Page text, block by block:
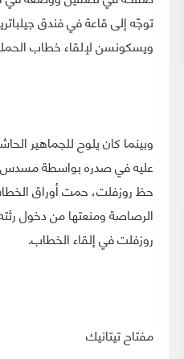
توجّه إلى قاعة في فندق
ويسكونسن لإلقاء خطاب الحملة
وبينما كان يلوح للجماهير
حظ روزفلت، حمت أوراق
الرصاصة ومنعتها من دخول
روزفلت في إلقاء الخطاب.
مفتاح تيتانيك